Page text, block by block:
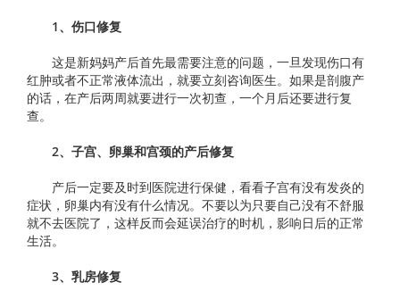
1、伤口修复
这是新妈妈产后首先最需要注意的问题，一旦发现伤口有
红肿或者不正常液体流出，就要立刻咨询医生。如果是剖腹产
的话，在产后两周就要进行一次初查，一个月后还要进行复
查。
2、子宫、卵巢和宫颈的产后修复
产后一定要及时到医院进行保健，看看子宫有没有发炎的
症状，卵巢内有没有什么情况。不要以为只要自己没有不舒服
就不去医院了，这样反而会延误治疗的时机，影响日后的正常
生活。
3、乳房修复